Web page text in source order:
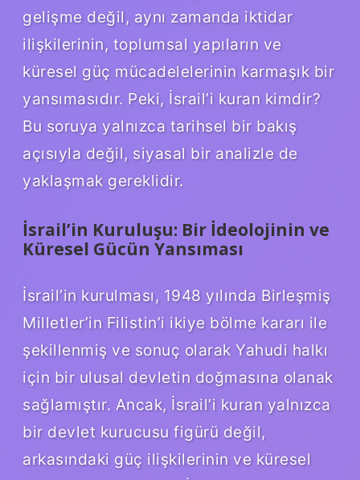
gelişme değil, aynı zamanda iktidar
ilişkilerinin, toplumsal yapıların ve
küresel güç mücadelelerinin karmaşık bir
yansımasıdır. Peki, İsrail’i kuran kimdir?
Bu soruya yalnızca tarihsel bir bakış
açısıyla değil, siyasal bir analizle de
yaklaşmak gereklidir.
İsrail’in Kuruluşu: Bir İdeolojinin ve
Küresel Gücün Yansıması
İsrail’in kurulması, 1948 yılında Birleşmiş
Milletler’in Filistin’i ikiye bölme kararı ile
şekillenmiş ve sonuç olarak Yahudi halkı
için bir ulusal devletin doğmasına olanak
sağlamıştır. Ancak, İsrail’i kuran yalnızca
bir devlet kurucusu figürü değil,
arkasındaki güç ilişkilerinin ve küresel